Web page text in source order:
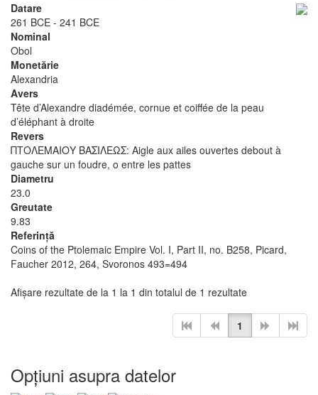
Datare
261 BCE - 241 BCE
Nominal
Obol
Monetărie
Alexandria
Avers
Tête d’Alexandre diadémée, cornue et coiffée de la peau
d’éléphant à droite
Revers
ΠΤΟΛΕΜΑΙΟΥ ΒΑΣΙΛΕΩΣ: Aigle aux ailes ouvertes debout à
gauche sur un foudre, o entre les pattes
Diametru
23.0
Greutate
9.83
Referinţă
Coins of the Ptolemaic Empire Vol. I, Part II, no. B258, Picard,
Faucher 2012, 264, Svoronos 493=494
Afişare rezultate de la 1 la 1 din totalul de 1 rezultate
1
Opţiuni asupra datelor